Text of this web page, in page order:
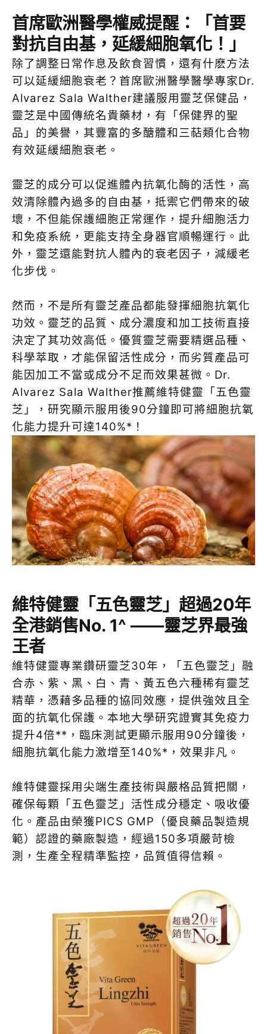
首席歐洲醫學權威提醒：「首要
對抗自由基，延緩細胞氧化！」
除了調整日常作息及飲食習慣，還有什麽方法
可以延緩細胞衰老？首席歐洲醫學醫學專家Dr.
Alvarez Sala Walther建議服用靈芝保健品，
靈芝是中國傳統名貴藥材，有「保健界的聖
品」的美譽，其豐富的多醣體和三萜類化合物
有效延緩細胞衰老。
靈芝的成分可以促進體內抗氧化酶的活性，高
效清除體內過多的自由基，抵禦它們帶來的破
壞，不但能保護細胞正常運作，提升細胞活力
和免疫系統，更能支持全身器官順暢運行。此
外，靈芝還能對抗人體內的衰老因子，減緩老
化步伐。
然而，不是所有靈芝產品都能發揮細胞抗氧化
功效。靈芝的品質、成分濃度和加工技術直接
決定了其功效高低。優質靈芝需要精選品種、
科學萃取，才能保留活性成分，而劣質產品可
能因加工不當或成分不足而效果甚微。Dr.
Alvarez Sala Walther推薦維特健靈「五色靈
芝」，研究顯示服用後90分鐘即可將細胞抗氧
化能力提升可達140%*！
維特健靈「五色靈芝」超過20年
全港銷售No. 1^ ——靈芝界最強
王者
維特健靈專業鑽研靈芝30年，「五色靈芝」融
合赤、紫、黑、白、青、黃五色六種稀有靈芝
精華，憑藉多品種的協同效應，提供強效且全
面的抗氧化保護。本地大學研究證實其免疫力
提升4倍**，臨床測試更顯示服用90分鐘後，
細胞抗氧化能力激增至140%*，效果非凡。
維特健靈採用尖端生產技術與嚴格品質把關，
確保每顆「五色靈芝」活性成分穩定、吸收優
化。產品由榮獲PICS GMP（優良藥品製造規
範）認證的藥廠製造，經過150多項嚴苛檢
測，生產全程精準監控，品質值得信賴。